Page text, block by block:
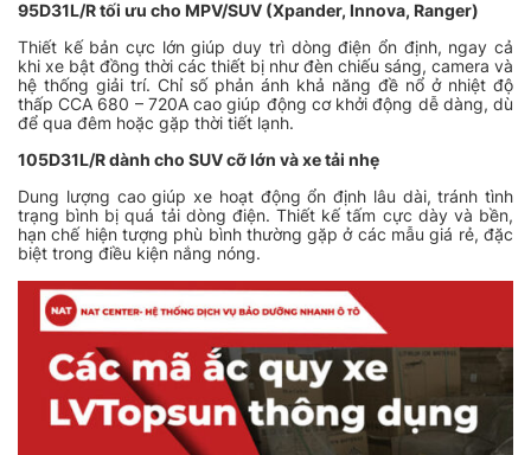
95D31L/R tối ưu cho MPV/SUV (Xpander, Innova, Ranger)
Thiết kế bản cực lớn giúp duy trì dòng điện ổn định, ngay cả
khi xe bật đồng thời các thiết bị như đèn chiếu sáng, camera và
hệ thống giải trí. Chỉ số phản ánh khả năng đề nổ ở nhiệt độ
thấp CCA 680 – 720A cao giúp động cơ khởi động dễ dàng, dù
để qua đêm hoặc gặp thời tiết lạnh.
105D31L/R dành cho SUV cỡ lớn và xe tải nhẹ
Dung lượng cao giúp xe hoạt động ổn định lâu dài, tránh tình
trạng bình bị quá tải dòng điện. Thiết kế tấm cực dày và bền,
hạn chế hiện tượng phù bình thường gặp ở các mẫu giá rẻ, đặc
biệt trong điều kiện nắng nóng.